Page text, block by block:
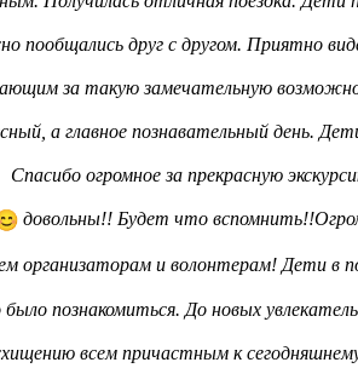
пообщались друг с другом. Приятно
за такую замечательную
а главное познавательный день.
Спасибо огромное за прекрасную
довольны!! Будет что
организаторам и волонтерам! Дети в
познакомиться. До новых
всем причастным к